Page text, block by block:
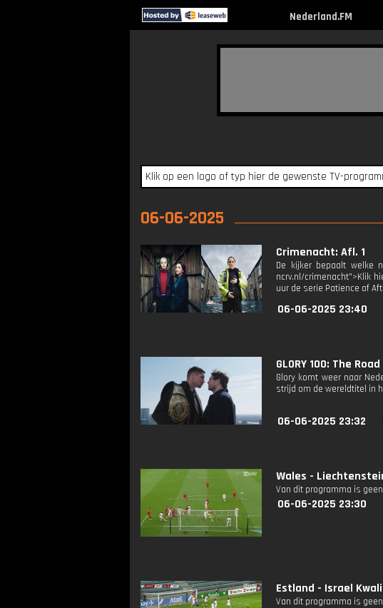
Nederland.FM
06-06-2025
Crimenacht: Afl. 1
De kijker bepaalt welke
ncrv.nl/crimenacht">Klik
uur de serie Patience of
06-06-2025 23:40
GLORY 100: The
Glory komt weer naar
strijd om de wereldtitel in
06-06-2025 23:32
Wales -
Van dit programma is
06-06-2025 23:30
Estland - Israel
Van dit programma is